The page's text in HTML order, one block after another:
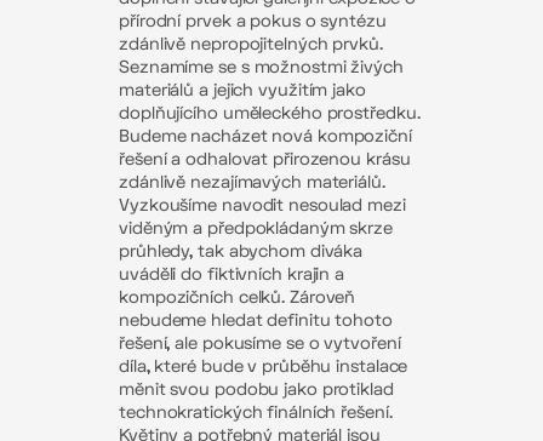
přírodní prvek a pokus o syntézu
zdánlivě nepropojitelných prvků.
Seznamíme se s možnostmi živých
materiálů a jejich využitím jako
doplňujícího uměleckého prostředku.
Budeme nacházet nová kompoziční
řešení a odhalovat přirozenou krásu
zdánlivě nezajímavých materiálů.
Vyzkoušíme navodit nesoulad mezi
viděným a předpokládaným skrze
průhledy, tak abychom diváka
uváděli do fiktivních krajin a
kompozičních celků. Zároveň
nebudeme hledat definitu tohoto
řešení, ale pokusíme se o vytvoření
díla, které bude v průběhu instalace
měnit svou podobu jako protiklad
technokratických finálních řešení.
Květiny a potřebný materiál jsou